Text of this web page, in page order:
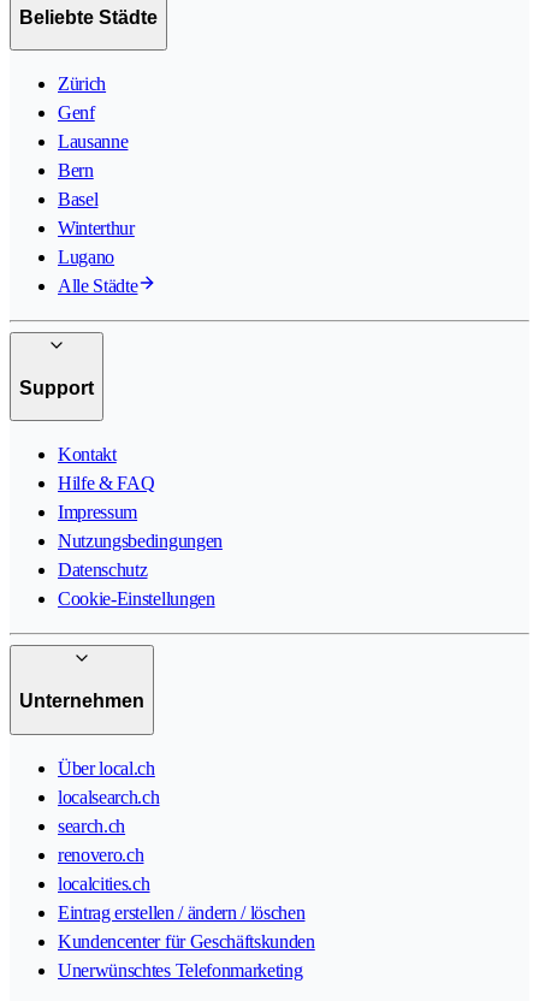
Beliebte Städte
Zürich
Genf
Lausanne
Bern
Basel
Winterthur
Lugano
Alle Städte
Support
Kontakt
Hilfe & FAQ
Impressum
Nutzungsbedingungen
Datenschutz
Cookie-Einstellungen
Unternehmen
Über local.ch
localsearch.ch
search.ch
renovero.ch
localcities.ch
Eintrag erstellen / ändern / löschen
Kundencenter für Geschäftskunden
Unerwünschtes Telefonmarketing